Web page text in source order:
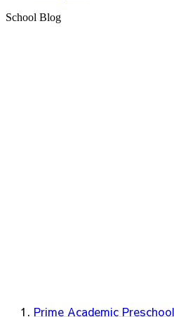
School Blog
Prime Academic Preschool